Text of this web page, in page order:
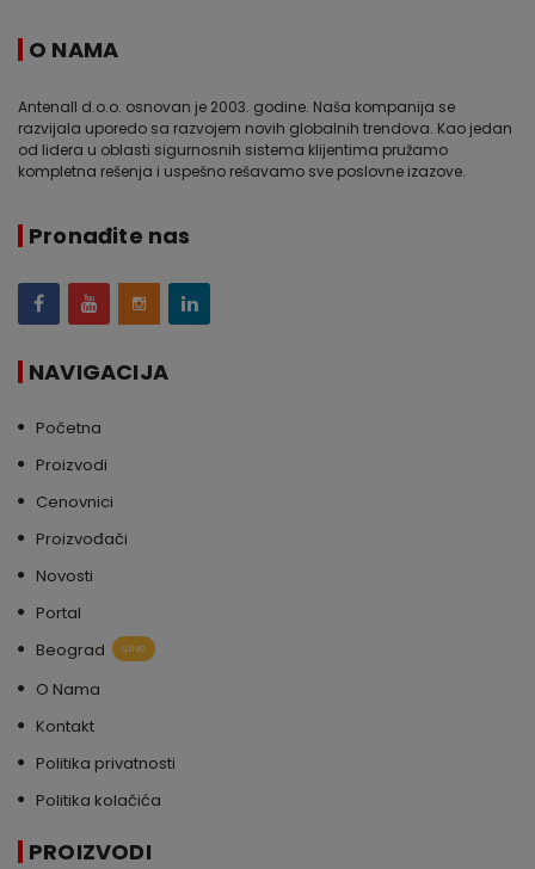
O NAMA
Antenall d.o.o. osnovan je 2003. godine. Naša kompanija se
razvijala uporedo sa razvojem novih globalnih trendova. Kao jedan
od lidera u oblasti sigurnosnih sistema klijentima pružamo
kompletna rešenja i uspešno rešavamo sve poslovne izazove.
Pronađite nas
NAVIGACIJA
Početna
Proizvodi
Cenovnici
Proizvođači
Novosti
Portal
Beograd
uživo
O Nama
Kontakt
Politika privatnosti
Politika kolačića
PROIZVODI